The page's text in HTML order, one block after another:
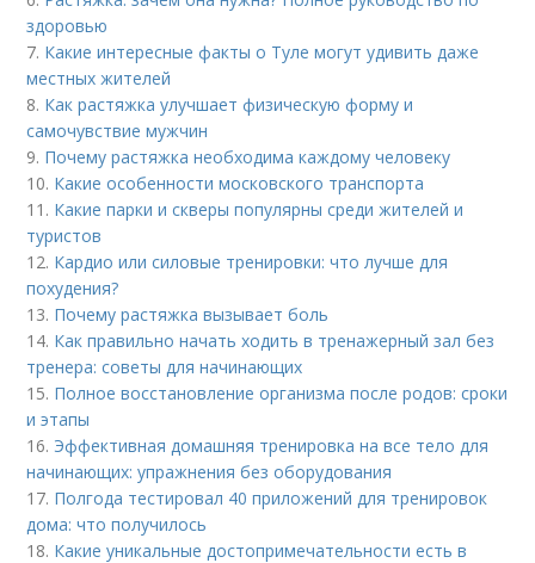
здоровью
7. Какие интересные факты о Туле могут удивить даже
местных жителей
8. Как растяжка улучшает физическую форму и
самочувствие мужчин
9. Почему растяжка необходима каждому человеку
10. Какие особенности московского транспорта
11. Какие парки и скверы популярны среди жителей и
туристов
12. Кардио или силовые тренировки: что лучше для
похудения?
13. Почему растяжка вызывает боль
14. Как правильно начать ходить в тренажерный зал без
тренера: советы для начинающих
15. Полное восстановление организма после родов: сроки
и этапы
16. Эффективная домашняя тренировка на все тело для
начинающих: упражнения без оборудования
17. Полгода тестировал 40 приложений для тренировок
дома: что получилось
18. Какие уникальные достопримечательности есть в